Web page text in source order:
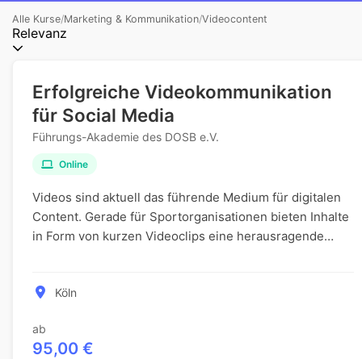
Alle Kurse/Marketing & Kommunikation/Videocontent
Relevanz
Erfolgreiche Videokommunikation
für Social Media
Führungs-Akademie des DOSB e.V.
Online
Videos sind aktuell das führende Medium für digitalen
Content. Gerade für Sportorganisationen bieten Inhalte
in Form von kurzen Videoclips eine herausragende
Köln
ab
95,00 €